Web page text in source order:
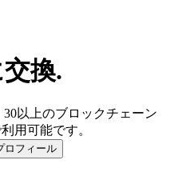
交換.
以上のブロックチェーン
用可能です。
ロフィール